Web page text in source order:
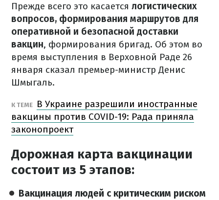
Прежде всего это касается логистических
вопросов, формирования маршрутов для
оперативной и безопасной доставки
вакцин, формирования бригад. Об этом во
время выступления в Верховной Раде 26
января сказал премьер-министр Денис
Шмыгаль.
К ТЕМЕ
В Украине разрешили иностранные
вакцины против COVID-19: Рада приняла
законопроект
Дорожная карта вакцинации
состоит из 5 этапов:
Вакцинация людей с критическим риском